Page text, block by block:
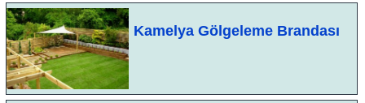
Kamelya Gölgeleme Brandası